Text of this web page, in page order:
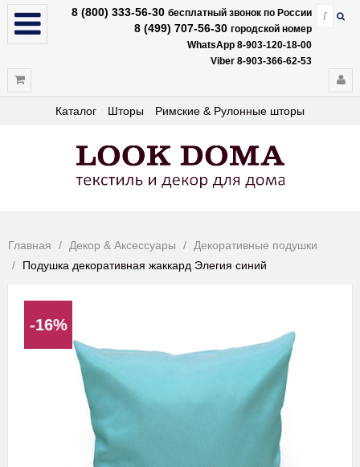
8 (800) 333-56-30 бесплатный звонок по России
8 (499) 707-56-30 городской номер
WhatsApp 8-903-120-18-00
Viber 8-903-366-62-53
Каталог Шторы Римские & Рулонные шторы
Главная Декор & Аксессуары
Декоративные подушки
Подушка декоративная жаккард Элегия синий
-16%